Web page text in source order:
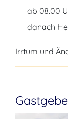
ab 08.00
danach
Irrtum und